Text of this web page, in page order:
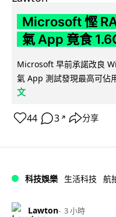
Microsoft 慳
氣 App 竟食
Microsoft 早前承諾改良
氣 App 測試發現最高可佔
文
44 3 ↗ 分享
科技娛樂 生活科技 航
Lawton 3 小時